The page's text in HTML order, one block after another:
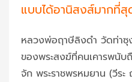
แบบได้อานิสงส์มากที่สุ
หลวงพ่อฤาษีลิงดำ วัดท่า
ของพระสงฆ์ที่คนเคารพนับ
จัก พระราชพรหมยาน (วีระ